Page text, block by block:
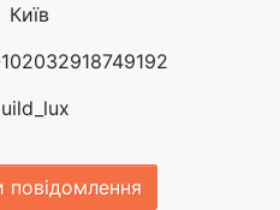
Київ
повідомлення